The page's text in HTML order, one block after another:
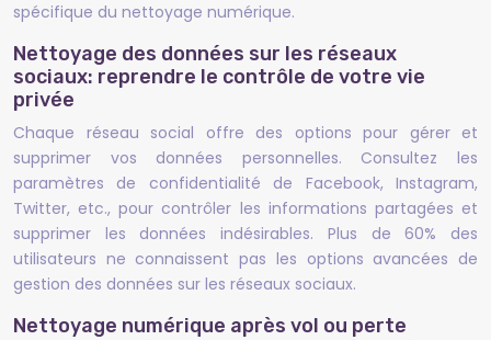
spécifique du nettoyage numérique.
Nettoyage des données sur les réseaux
sociaux: reprendre le contrôle de votre vie
privée
Chaque réseau social offre des options pour gérer et
supprimer vos données personnelles. Consultez les
paramètres de confidentialité de Facebook, Instagram,
Twitter, etc., pour contrôler les informations partagées et
supprimer les données indésirables. Plus de 60% des
utilisateurs ne connaissent pas les options avancées de
gestion des données sur les réseaux sociaux.
Nettoyage numérique après vol ou perte